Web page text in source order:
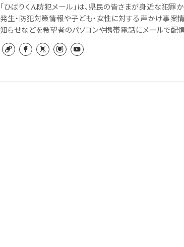
「ひばりくん防犯メール」は、県民の皆さまが身近な犯
発生・防犯対策情報や子ども・女性に対する声かけ事案
知らせなどを希望者のパソコンや携帯電話にメールで配